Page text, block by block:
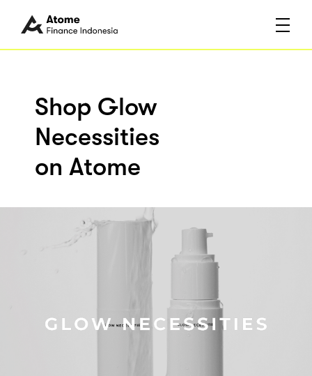
Shop Glow
Necessities
on Atome